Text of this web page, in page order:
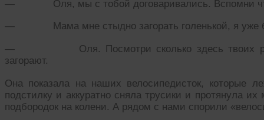
— Оля, мы с тобой договаривались. Вспомни что
— Мама мне стыдно загорать голенькой, я уже
— Оля. Посмотри сколько здесь твоих
загорают.
Она показала на наших велосипедисток, которые
подстилку и аккуратно сняла трусики и протянула
подбородок на колени. А рядом с нами спорили